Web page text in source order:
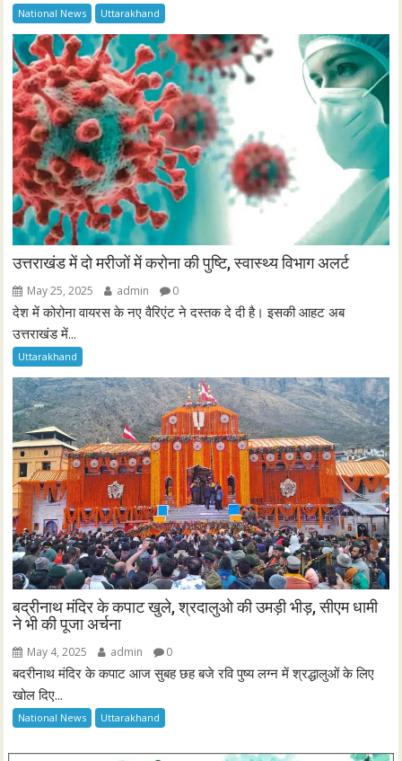
National News Uttarakhand
उत्तराखंड में दो मरीजों में करोना की पुष्टि, स्वास्थ्य विभाग अलर्ट
May 25, 2025 admin 0
देश में कोरोना वायरस के नए वैरिएंट ने दस्तक दे दी है। इसकी आहट अब
उत्तराखंड में...
Uttarakhand
बद्रीनाथ मंदिर के कपाट खुले, श्रदालुओ की उमड़ी भीड़, सीएम धामी
ने भी की पूजा अर्चना
May 4, 2025 admin 0
बदरीनाथ मंदिर के कपाट आज सुबह छह बजे रवि पुष्य लग्न में श्रद्धालुओं के लिए
खोल दिए...
National News Uttarakhand